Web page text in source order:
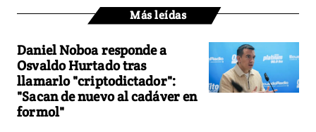
Más leídas
Daniel Noboa responde a
Osvaldo Hurtado tras
llamarlo "criptodictador":
"Sacan de nuevo al cadáver en
formol"